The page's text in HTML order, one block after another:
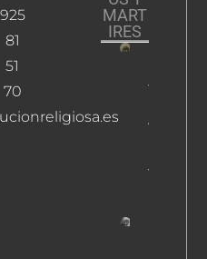
925
81
51
70
MART
IRES
Tello,
Vega
José De